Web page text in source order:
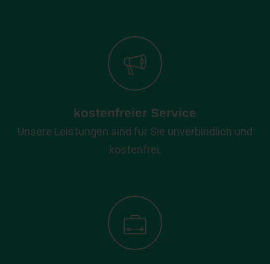
kostenfreier Service
Unsere Leistungen sind für Sie unverbindlich und
kostenfrei.